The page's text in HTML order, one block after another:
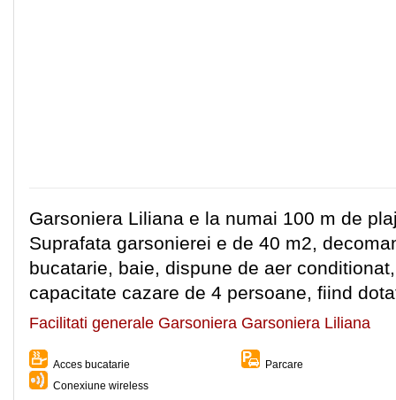
Garsoniera Liliana e la numai 100 m de
Suprafata garsonierei e de 40 m2,
bucatarie, baie, dispune de aer
capacitate cazare de 4 persoane, fiind
Facilitati generale Garsoniera Garsoniera Liliana
Acces bucatarie
Parcare
Conexiune wireless